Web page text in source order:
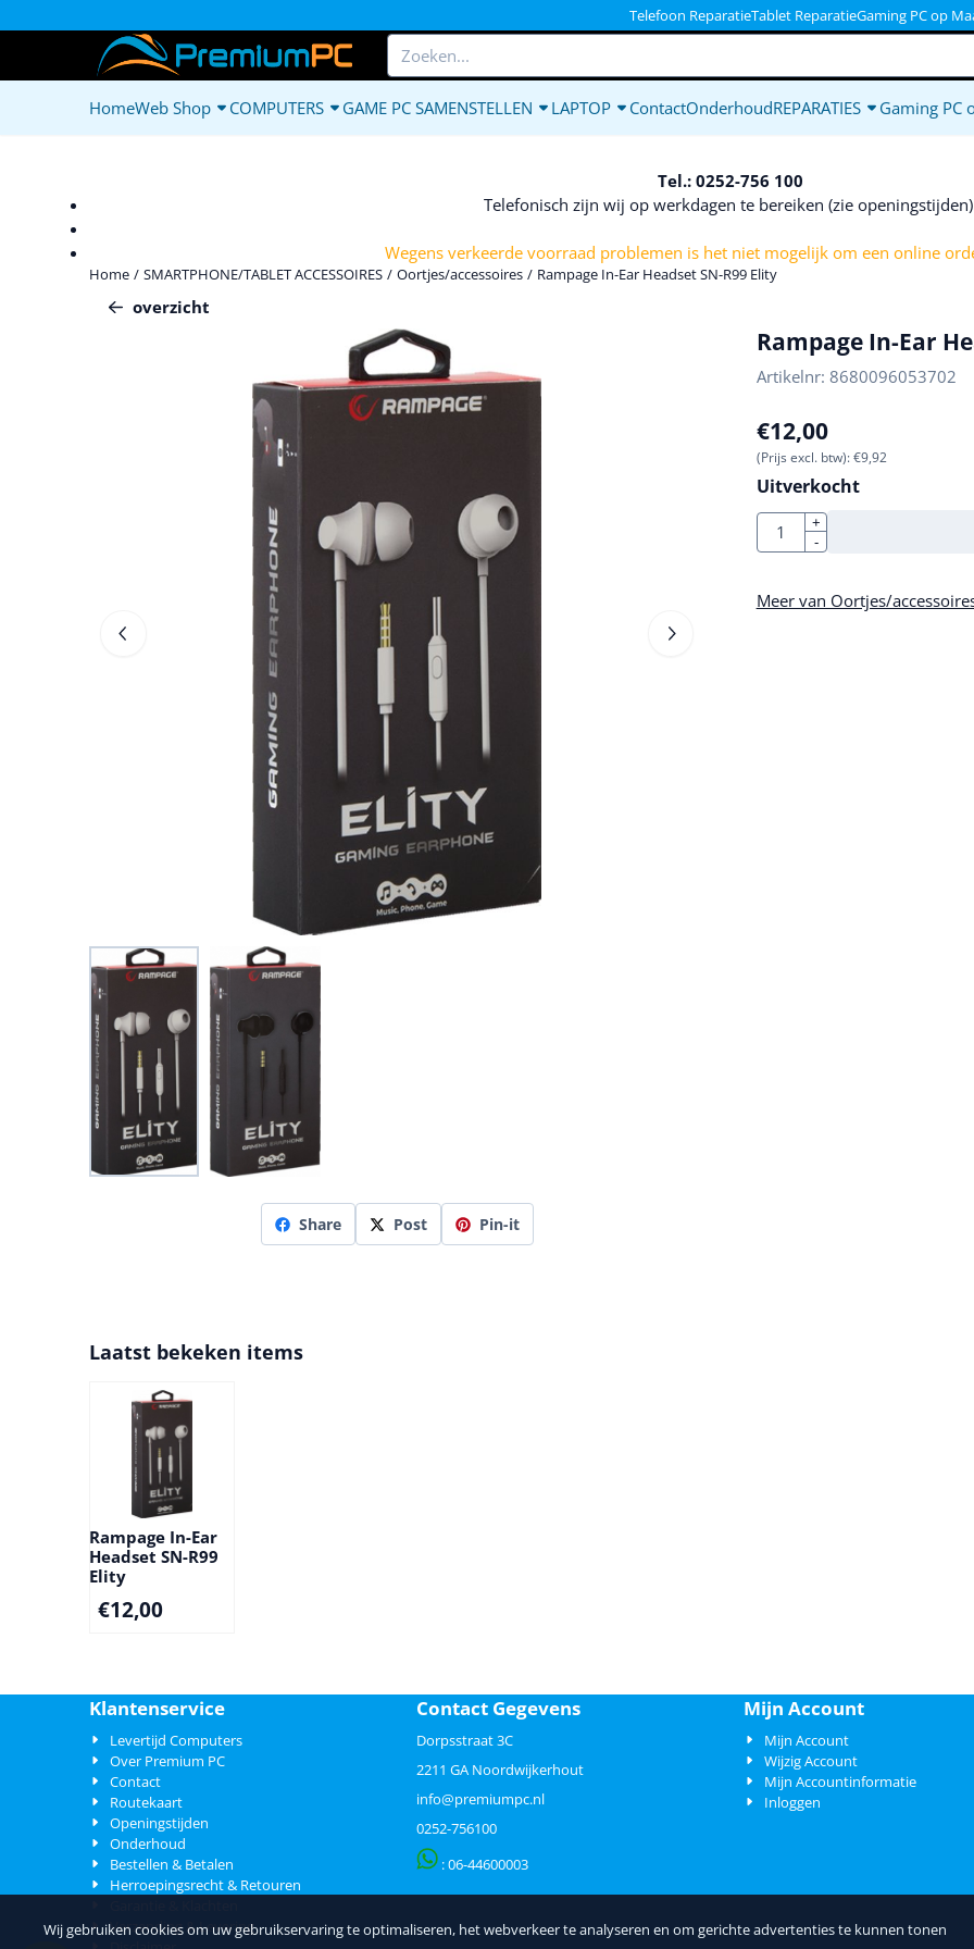
Telefoon ReparatieTablet ReparatieGaming PC op
Zoeken
HomeWeb Shop COMPUTERS GAME PC SAMENSTELLEN LAPTOP ContactOnderhoudREPARATIES Gaming
Tel.: 0252-756 100
Telefonisch zijn wij op werkdagen te bereiken (zie
Wegens verkeerde voorraad problemen is het niet mogelijk om een online
Home / SMARTPHONE/TABLET ACCESSOIRES / Oortjes/accessoires / Rampage In-Ear Headset SN-R99 Elity
overzicht
Share Post Pin-it
Rampage In-Ear
Artikelnr: 8680096053702
€12,00
(Prijs excl. btw): €9,92
Uitverkocht
Aantal
+
-
Meer van Oortjes/
Laatst bekeken items
Rampage In-Ear
Headset SN-R99
Elity
€12,00
Klantenservice
Levertijd Computers
Over Premium PC
Contact
Routekaart
Openingstijden
Onderhoud
Bestellen & Betalen
Herroepingsrecht & Retouren
Verzending & Levering
Contact Gegevens
Dorpsstraat 3C
2211 GA Noordwijkerhout
info@premiumpc.nl
0252-756100
: 06-44600003
Mijn Account
Mijn Account
Wijzig Account
Mijn Accountinformatie
Inloggen
Wij gebruiken cookies om uw gebruikservaring te optimaliseren, het webverkeer te analyseren en om gerichte advertenties te kunnen tonen